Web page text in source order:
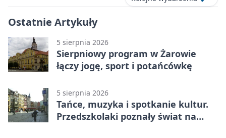
Ostatnie Artykuły
5 sierpnia 2026
Sierpniowy program w Żarowie
łączy jogę, sport i potańcówkę
5 sierpnia 2026
Tańce, muzyka i spotkanie kultur.
Przedszkolaki poznały świat na